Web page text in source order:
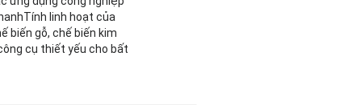
linh hoạt của
biến gỗ, chế biến kim
cụ thiết yếu cho bất